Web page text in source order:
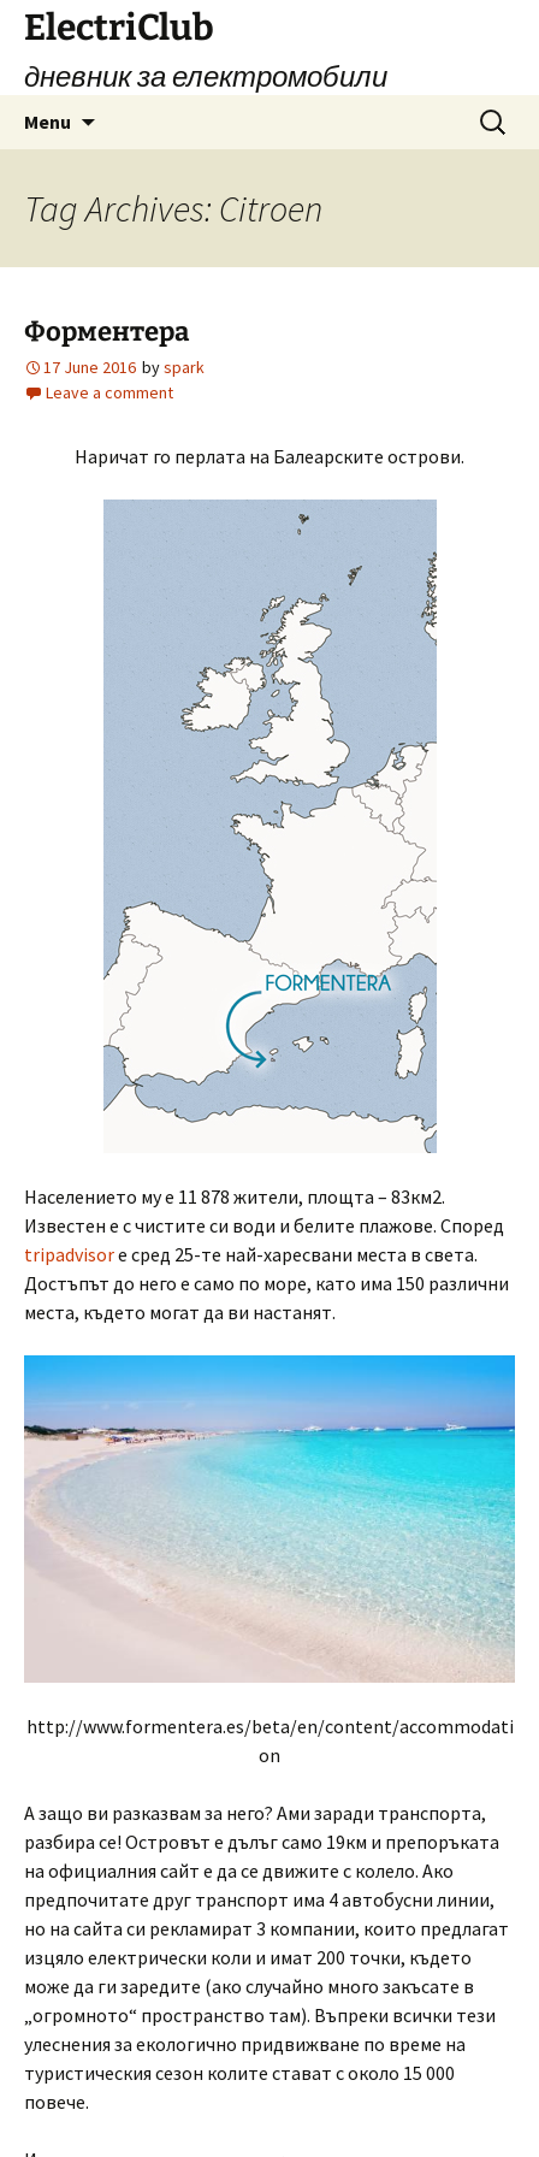
Skip
content
ElectriClub
дневник за електромобили
Menu
Search
for:
Tag Archives: Citroen
Форментера
17 June 2016 byspark
Leave a comment
Наричат го перлата на Балеарските острови.
Населението му е 11 878 жители, площта – 83км2.
Известен е с чистите си води и белите плажове. Според
tripadvisore сред 25-те най-харесвани места в света.
Достъпът до него е само по море, като има 150 различни
места, където могат да ви настанят.
http://www.formentera.es/beta/en/content/accommodati
on
А защо ви разказвам за него? Ами заради транспорта,
разбира се! Островът е дълъг само 19км и препоръката
на официалния сайт е да се движите с колело. Ако
предпочитате друг транспорт има 4 автобусни линии,
но на сайта си рекламират 3 компании, които предлагат
изцяло електрически коли и имат 200 точки, където
може да ги заредите (ако случайно много закъсате в
„огромното“ пространство там). Въпреки всички тези
улеснения за екологично придвижване по време на
туристическия сезон колите стават с около 15 000
повече.